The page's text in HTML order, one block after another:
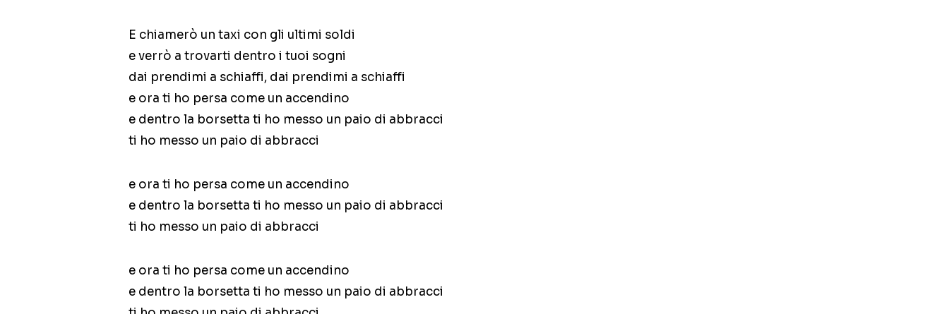
E chiamerò un taxi con gli ultimi soldi
e verrò a trovarti dentro i tuoi sogni
dai prendimi a schiaffi, dai prendimi a schiaffi
e ora ti ho persa come un accendino
e dentro la borsetta ti ho messo un paio di abbracci
ti ho messo un paio di abbracci
e ora ti ho persa come un accendino
e dentro la borsetta ti ho messo un paio di abbracci
ti ho messo un paio di abbracci
e ora ti ho persa come un accendino
e dentro la borsetta ti ho messo un paio di abbracci